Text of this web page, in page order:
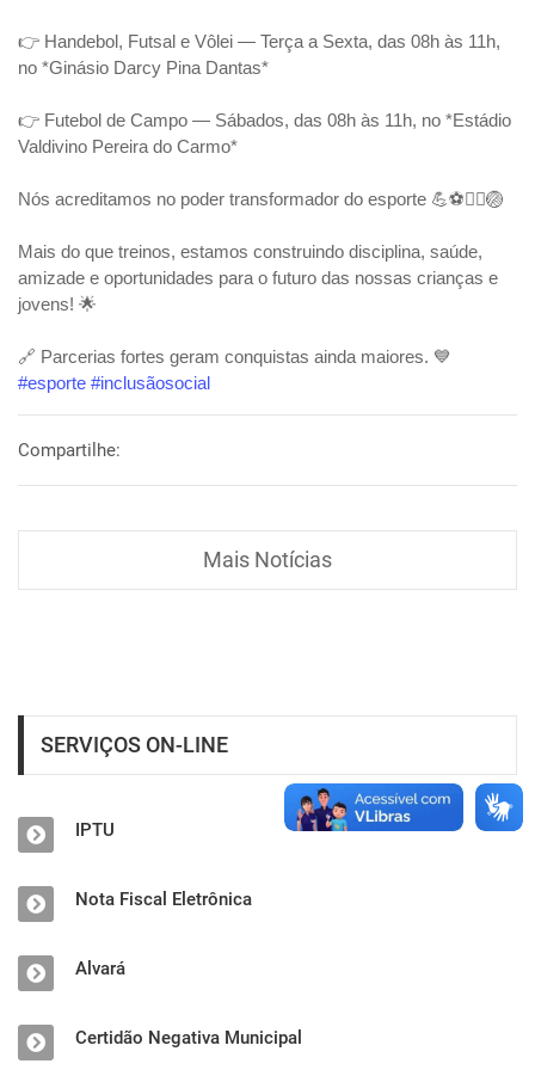
👉 Handebol, Futsal e Vôlei — Terça a Sexta, das 08h às 11h,
no *Ginásio Darcy Pina Dantas*
👉 Futebol de Campo — Sábados, das 08h às 11h, no *Estádio
Valdivino Pereira do Carmo*
Nós acreditamos no poder transformador do esporte 💪⚽🤾‍♀️🏐
Mais do que treinos, estamos construindo disciplina, saúde,
amizade e oportunidades para o futuro das nossas crianças e
jovens! 🌟
🔗 Parcerias fortes geram conquistas ainda maiores. 💙
#esporte #inclusãosocial
Compartilhe:
Mais Notícias
SERVIÇOS ON-LINE
IPTU
Nota Fiscal Eletrônica
Alvará
Certidão Negativa Municipal